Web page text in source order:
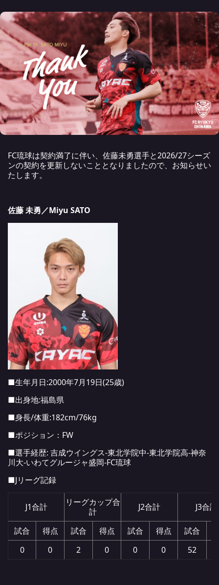
FC琉球は契約満了に伴い、佐藤未勇選手と2026/27シーズ
ンの契約を更新しないこととなりましたので、お知らせい
たします。
佐藤 未勇／Miyu SATO
■生年月日:2000年7月19日(25歳)
■出身地:福島県
■身長/体重:182cm/76kg
■ポジション：FW
■選手経歴: 吉成ウイングス-東北学院中-東北学院高-神奈
川大-いわてグルージャ盛岡-FC琉球
■Jリーグ記録
J1合計
リーグカップ合
計
J2合計 J3合計
試合 得点 試合 得点 試合 得点 試合
0
0 2 0 0 0 52